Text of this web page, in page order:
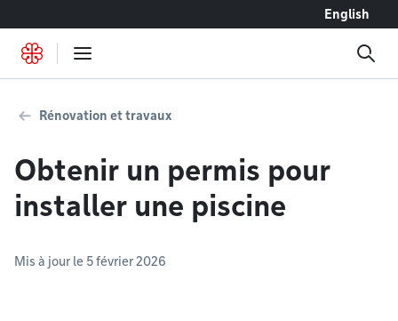
English
Rénovation et travaux
Obtenir un permis pour
installer une piscine
Mis à jour le 5 février 2026